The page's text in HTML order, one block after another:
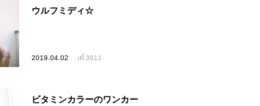
ウルフミディ☆
2019.04.02 3911
ビタミンカラーのワンカー